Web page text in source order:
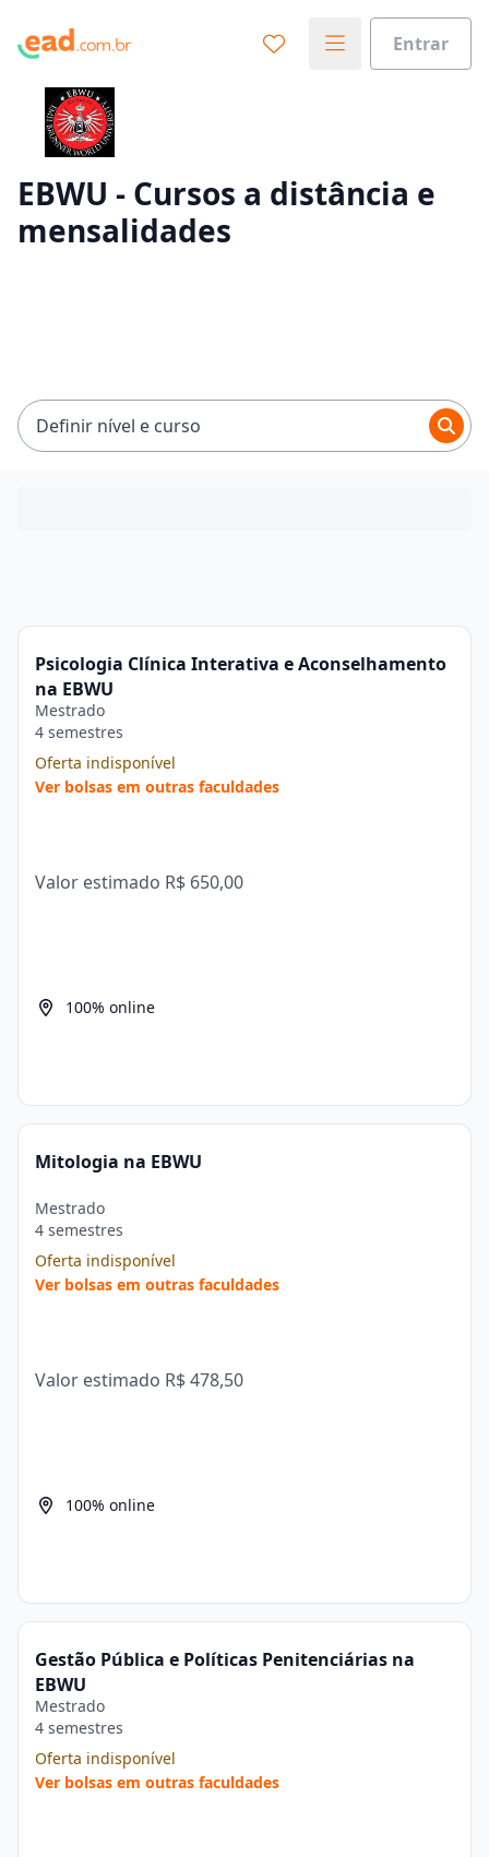
Entrar
Vamos te guiar no caminho ideal para seus estudos
EBWU - Cursos a distância e
mensalidades
Definir nível e curso
Psicologia Clínica Interativa e Aconselhamento
na EBWU
Mestrado
4 semestres
Oferta indisponível
Ver bolsas em outras faculdades
Valor estimado R$ 650,00
100% online
Mitologia na EBWU
Mestrado
4 semestres
Oferta indisponível
Ver bolsas em outras faculdades
Valor estimado R$ 478,50
100% online
Gestão Pública e Políticas Penitenciárias na
EBWU
Mestrado
4 semestres
Oferta indisponível
Ver bolsas em outras faculdades